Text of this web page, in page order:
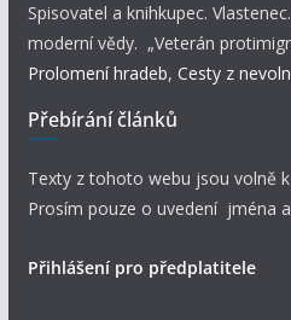
Spisovatel a knihkupec.
moderní vědy. „Veterán
Prolomení hradeb, Cesty z
Přebírání článků
Texty z tohoto webu jsou volně
Prosím pouze o uvedení jména
Přihlášení pro předplatitele